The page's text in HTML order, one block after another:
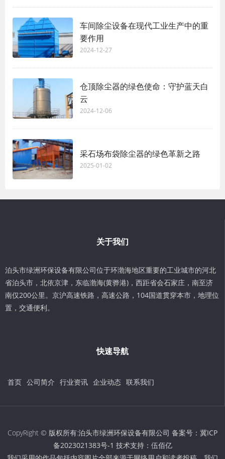
车间除尘设备在现代工业生产中的重
要作用
2024-12-27
仓顶除尘器的绿色使命：守护蓝天白
云
2024-12-06
采石场布袋除尘器的绿色革新之路
2025-01-02
关于我们
泊头市绿洲环保设备有限公司位于环渤海地区重要的工业城市的河北
省泊头市，北依京津，东临渤海(黄骅港)，西距省会石家庄，南至济
南仅200公里。京沪高速铁路，高速公路，104国道贯穿本市，地理位
置，交通便利。
快速导航
首页 公司简介 行业资讯 企业动态 联系我们
CopyRight © 版权所有:泊头市绿洲环保设备有限公司 备案号： 冀ICP
备2023021383号-1 技术支持： 伍佰亿